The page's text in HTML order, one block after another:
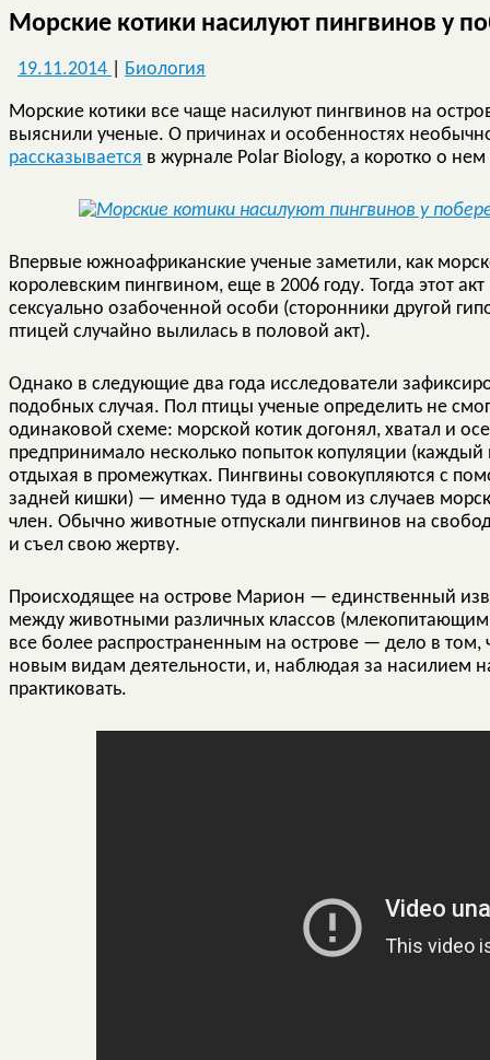
Морские котики насилуют пингвинов у
19.11.2014 Биология
Морские котики все чаще насилуют пингвинов на
выяснили ученые. О причинах и особенностях
рассказывается в журнале Polar Biology, а коротко о нем
Впервые южноафриканские ученые заметили, как
королевским пингвином, еще в 2006 году. Тогда этот
сексуально озабоченной особи (сторонники другой
птицей случайно вылилась в половой акт).
Однако в следующие два года исследователи
подобных случая. Пол птицы ученые определить не
одинаковой схеме: морской котик догонял, хватал и
предпринимало несколько попыток копуляции
отдыхая в промежутках. Пингвины совокупляются с
задней кишки) — именно туда в одном из случаев
член. Обычно животные отпускали пингвинов на
и съел свою жертву.
Происходящее на острове Марион — единственный
между животными различных классов
все более распространенным на острове — дело в том,
новым видам деятельности, и, наблюдая за насилием
практиковать.